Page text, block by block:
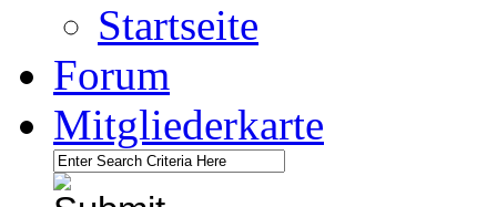
Startseite
Forum
Mitgliederkarte